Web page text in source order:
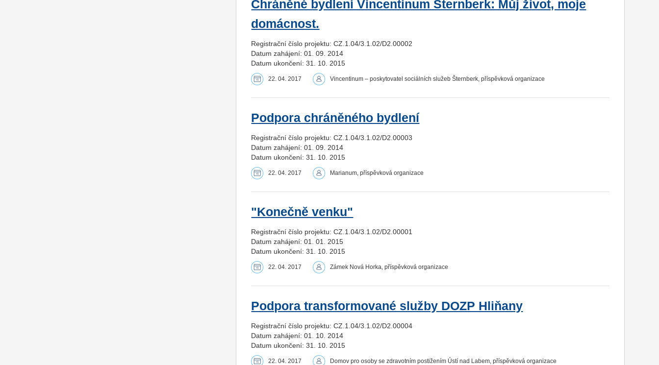
Chráněné bydlení Vincentinum Šternberk: Můj život, moje
domácnost.
Registrační číslo projektu: CZ.1.04/3.1.02/D2.00002
Datum zahájení: 01. 09. 2014
Datum ukončení: 31. 10. 2015
22. 04. 2017 Vincentinum – poskytovatel sociálních služeb Šternberk, příspěvková organizace
Podpora chráněného bydlení
Registrační číslo projektu: CZ.1.04/3.1.02/D2.00003
Datum zahájení: 01. 09. 2014
Datum ukončení: 31. 10. 2015
22. 04. 2017 Marianum, příspěvková organizace
"Konečně venku"
Registrační číslo projektu: CZ.1.04/3.1.02/D2.00001
Datum zahájení: 01. 01. 2015
Datum ukončení: 31. 10. 2015
22. 04. 2017 Zámek Nová Horka, příspěvková organizace
Podpora transformované služby DOZP Hliňany
Registrační číslo projektu: CZ.1.04/3.1.02/D2.00004
Datum zahájení: 01. 10. 2014
Datum ukončení: 31. 10. 2015
22. 04. 2017 Domov pro osoby se zdravotním postižením Ústí nad Labem, příspěvková organizace